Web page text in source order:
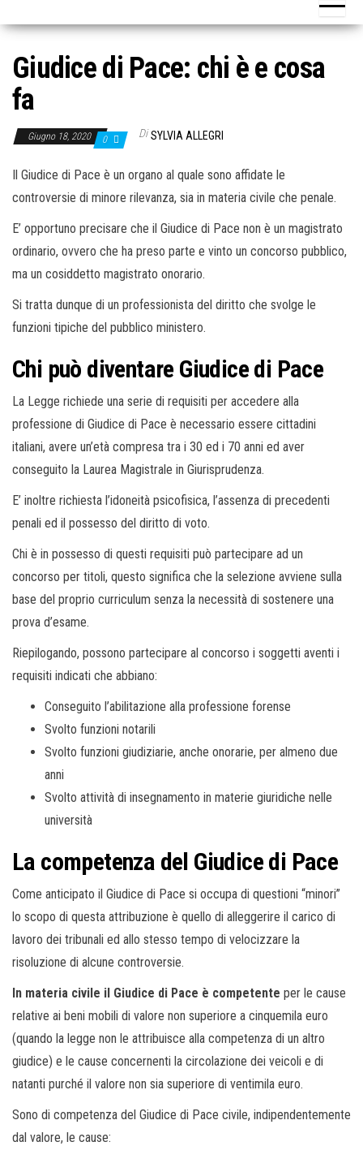
n
Giudice di Pace: chi è e cosa
fa
Giugno 18, 2020 0 Di SYLVIA ALLEGRI
Il Giudice di Pace è un organo al quale sono affidate le
controversie di minore rilevanza, sia in materia civile che penale.
E’ opportuno precisare che il Giudice di Pace non è un magistrato
ordinario, ovvero che ha preso parte e vinto un concorso pubblico,
ma un cosiddetto magistrato onorario.
Si tratta dunque di un professionista del diritto che svolge le
funzioni tipiche del pubblico ministero.
Chi può diventare Giudice di Pace
La Legge richiede una serie di requisiti per accedere alla
professione di Giudice di Pace è necessario essere cittadini
italiani, avere un’età compresa tra i 30 ed i 70 anni ed aver
conseguito la Laurea Magistrale in Giurisprudenza.
E’ inoltre richiesta l’idoneità psicofisica, l’assenza di precedenti
penali ed il possesso del diritto di voto.
Chi è in possesso di questi requisiti può partecipare ad un
concorso per titoli, questo significa che la selezione avviene sulla
base del proprio curriculum senza la necessità di sostenere una
prova d’esame.
Riepilogando, possono partecipare al concorso i soggetti aventi i
requisiti indicati che abbiano:
Conseguito l’abilitazione alla professione forense
Svolto funzioni notarili
Svolto funzioni giudiziarie, anche onorarie, per almeno due
anni
Svolto attività di insegnamento in materie giuridiche nelle
università
La competenza del Giudice di Pace
Come anticipato il Giudice di Pace si occupa di questioni “minori”
lo scopo di questa attribuzione è quello di alleggerire il carico di
lavoro dei tribunali ed allo stesso tempo di velocizzare la
risoluzione di alcune controversie.
In materia civile il Giudice di Pace è competente per le cause
relative ai beni mobili di valore non superiore a cinquemila euro
(quando la legge non le attribuisce alla competenza di un altro
giudice) e le cause concernenti la circolazione dei veicoli e di
natanti purché il valore non sia superiore di ventimila euro.
Sono di competenza del Giudice di Pace civile, indipendentemente
dal valore, le cause: